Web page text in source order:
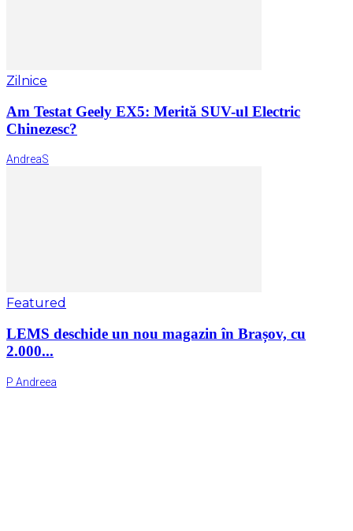
Zilnice
Am Testat Geely EX5: Merită SUV-ul Electric
Chinezesc?
AndreaS
Featured
LEMS deschide un nou magazin în Brașov, cu
2.000...
P Andreea